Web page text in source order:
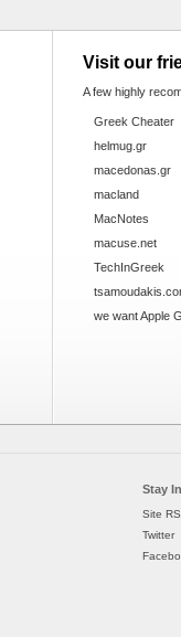
Visit our
A few highly
Greek Cheater
helmug.gr
macedonas.gr
macland
MacNotes
macuse.net
TechInGreek
we want Apple
Stay
Site
Twitter